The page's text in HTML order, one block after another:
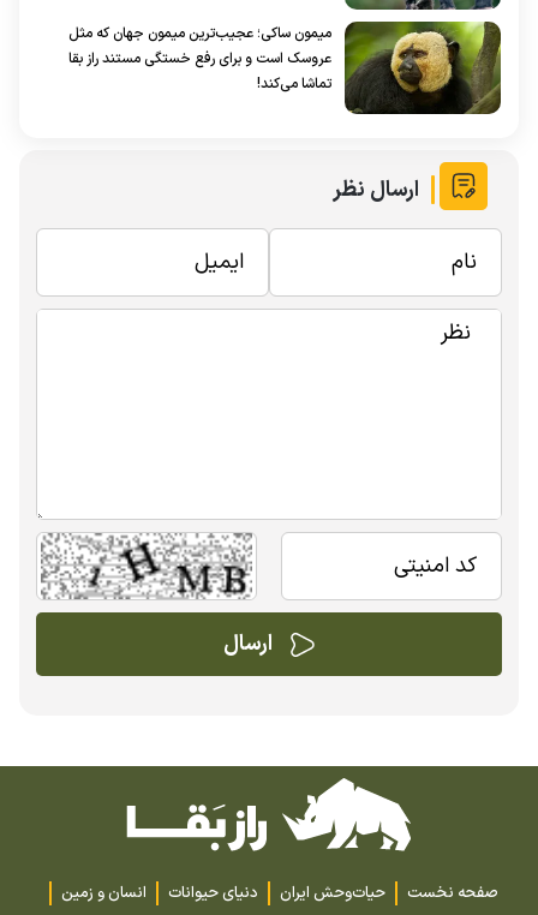
میمون‌ ساکی؛ عجیب‌ترین میمون جهان که مثل
عروسک است و برای رفع خستگی مستند راز بقا
تماشا می‌کند!
ارسال نظر
صفحه نخست حیات‌وحش ایران دنیای حیوانات انسان و زمین